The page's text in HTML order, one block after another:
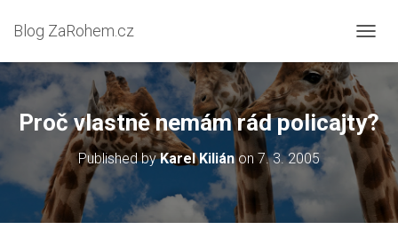
Blog ZaRohem.cz
Ř
P
N
O
U
T
V
Proč vlastně nemám rád policajty?
Published byKarel Kiliánon7. 3. 2005